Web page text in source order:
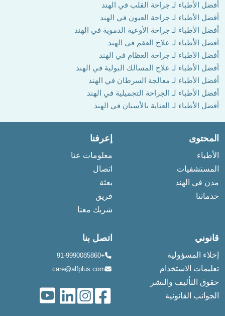
أفضل الأطباء لـ جراحة القلب في الهند
أفضل الأطباء لـ جراحة العيون في الهند
أفضل الأطباء لـ جراحة الأوعية الدموية في الهند
أفضل الأطباء لـ علاج العقم في الهند
أفضل الأطباء لـ جراحة العظام في الهند
أفضل الأطباء لـ علاج المسالك البولية في الهند
أفضل الأطباء لـ معالجة السرطان في الهند
أفضل الأطباء لـ الجراحة التجميلية في الهند
أفضل الأطباء لـ العناية بالأسنان في الهند
المحتوى
الأطباء
المستشفيات
مدن في الهند
خدماتنا
إعرفنا
معلومات عنا
اتصال
بعثة
فريق
شريك معنا
قانوني
إخلاء المسؤولية
تعليمات الاستخدام
حقوق التأليف والنشر
الجوانب القانونية
اتصل بنا
+91-9990085860
care@alfplus.com